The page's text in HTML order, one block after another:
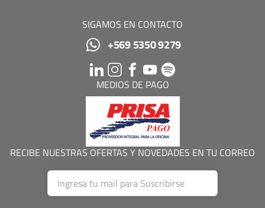
SIGAMOS EN CONTACTO
+569 5350 9279
MEDIOS DE PAGO
RECIBE NUESTRAS OFERTAS Y NOVEDADES EN TU CORREO